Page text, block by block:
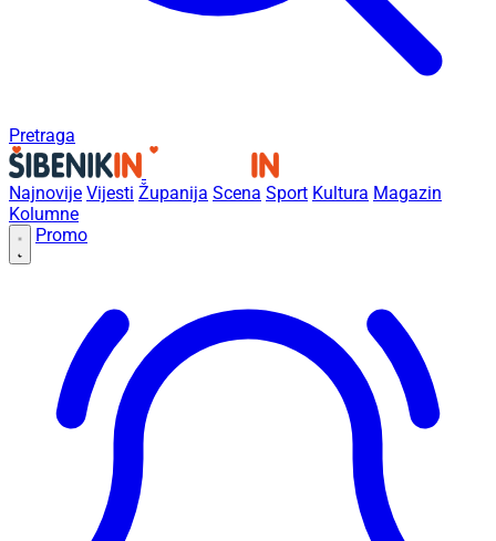
Pretraga
Najnovije Vijesti Županija Scena Sport Kultura Magazin
Kolumne
Promo